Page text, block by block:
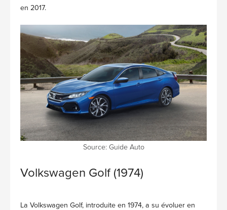
en 2017.
Source: Guide Auto
Volkswagen Golf (1974)
La Volkswagen Golf, introduite en 1974, a su évoluer en